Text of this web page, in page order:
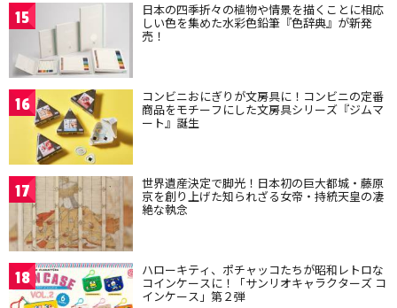
15 日本の四季折々の植物や情景を描くことに相応
しい色を集めた水彩色鉛筆『色辞典』が新発
売！
16 コンビニおにぎりが文房具に！コンビニの定番
商品をモチーフにした文房具シリーズ『ジムマ
ート』誕生
17 世界遺産決定で脚光！日本初の巨大都城・藤原
京を創り上げた知られざる女帝・持統天皇の凄
絶な執念
18 ハローキティ、ポチャッコたちが昭和レトロな
コインケースに！「サンリオキャラクターズ コ
インケース」第２弾